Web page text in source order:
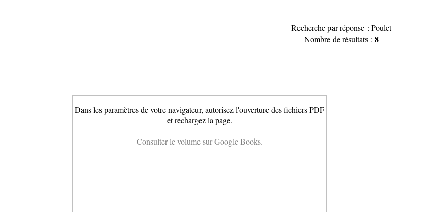
Recherche par réponse : Poulet
Nombre de résultats : 8
Dans les paramètres de votre navigateur, autorisez l'ouverture des fichiers PDF
et rechargez la page.
Consulter le volume sur Google Books.